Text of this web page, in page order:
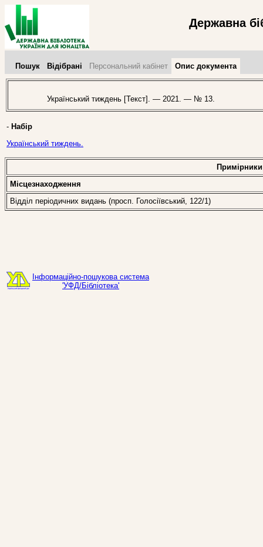
Державна
Пошук Відібрані Персональний кабінет Опис документа
Український тиждень [Текст]. — 2021. — № 13.
- Набір
Український тиждень.
Примірники
Місцезнаходження
Відділ періодичних видань (просп. Голосіївський, 122/1)
Інформаційно-пошукова система
'УФД/Бібліотека'